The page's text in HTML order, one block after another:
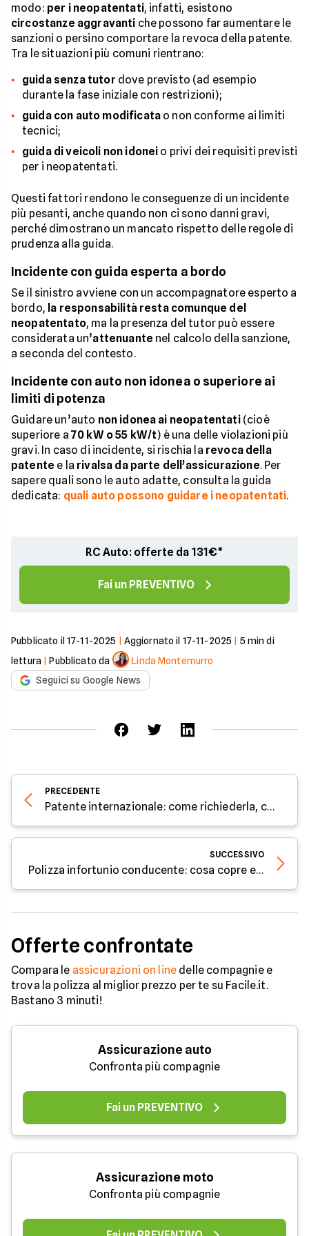
modo: per i neopatentati, infatti, esistono
circostanze aggravanti che possono far aumentare le
sanzioni o persino comportare la revoca della patente.
Tra le situazioni più comuni rientrano:
guida senza tutor dove previsto (ad esempio
durante la fase iniziale con restrizioni);
guida con auto modificata o non conforme ai limiti
tecnici;
guida di veicoli non idonei o privi dei requisiti previsti
per i neopatentati.
Questi fattori rendono le conseguenze di un incidente
più pesanti, anche quando non ci sono danni gravi,
perché dimostrano un mancato rispetto delle regole di
prudenza alla guida.
Incidente con guida esperta a bordo
Se il sinistro avviene con un accompagnatore esperto a
bordo, la responsabilità resta comunque del
neopatentato, ma la presenza del tutor può essere
considerata un’attenuante nel calcolo della sanzione,
a seconda del contesto.
Incidente con auto non idonea o superiore ai
limiti di potenza
Guidare un’auto non idonea ai neopatentati(cioè
superiore a 70 kW o 55 kW/t) è una delle violazioni più
gravi. In caso di incidente, si rischia la revoca della
patente e la rivalsa da parte dell’assicurazione. Per
sapere quali sono le auto adatte, consulta la guida
dedicata: quali auto possono guidare i neopatentati.
RC Auto: offerte da 131€*
Fai un PREVENTIVO
Pubblicato il 17-11-2025 Aggiornato il 17-11-2025 5 min di
lettura |Pubblicato da
Linda Montemurro
Seguici su Google News
PRECEDENTE
Patente internazionale: come richiederla, costi e durata
SUCCESSIVO
Polizza infortunio conducente: cosa copre e come funziona
Offerte confrontate
Compara le assicurazioni on line delle compagnie e
trova la polizza al miglior prezzo per te su Facile.it.
Bastano 3 minuti!
Assicurazione auto
Confronta più compagnie
Fai un PREVENTIVO
Assicurazione moto
Confronta più compagnie